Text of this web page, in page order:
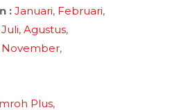
: Januari, Februari,
Juli, Agustus,
November,
Plus,